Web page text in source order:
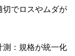
切でロスやムダが
測：規格が統一化